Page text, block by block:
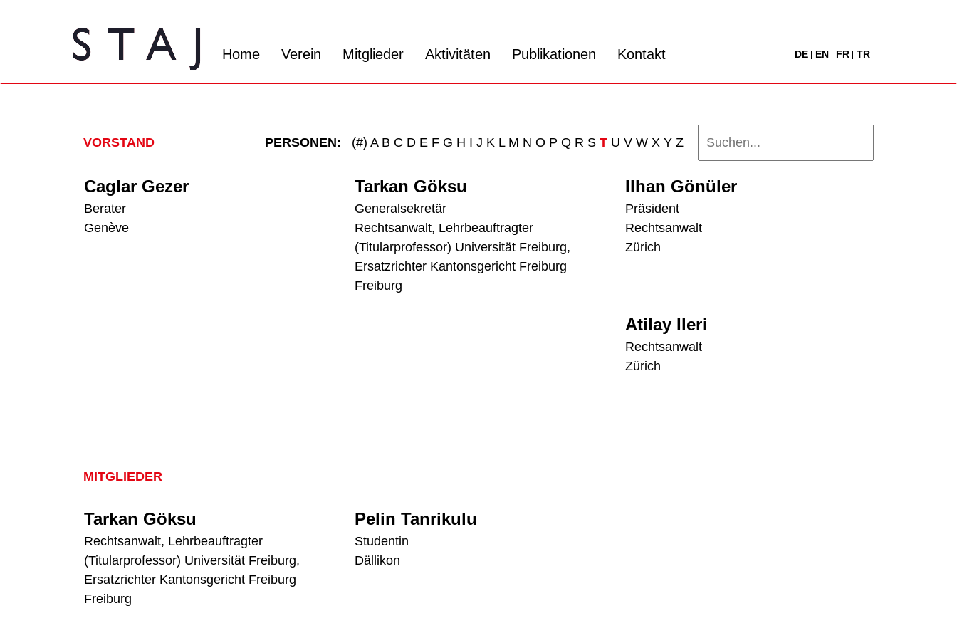
DE EN FR TR
Home Verein Mitglieder Aktivitäten Publikationen Kontakt
VORSTAND PERSONEN: (#) A B C D E F G H I J K L M N O P Q R S T U V W X Y Z
Caglar Gezer
Berater
Genève
Tarkan Göksu
Generalsekretär
Rechtsanwalt, Lehrbeauftragter
(Titularprofessor) Universität Freiburg,
Ersatzrichter Kantonsgericht Freiburg
Freiburg
Ilhan Gönüler
Präsident
Rechtsanwalt
Zürich
Atilay Ileri
Rechtsanwalt
Zürich
MITGLIEDER
Tarkan Göksu
Rechtsanwalt, Lehrbeauftragter
(Titularprofessor) Universität Freiburg,
Ersatzrichter Kantonsgericht Freiburg
Freiburg
Pelin Tanrikulu
Studentin
Dällikon